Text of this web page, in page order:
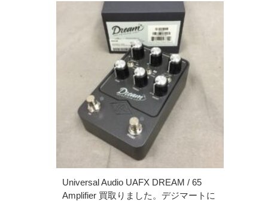
Universal Audio UAFX DREAM / 65
Amplifier 買取りました。デジマートに